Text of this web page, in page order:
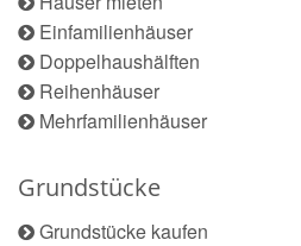
Einfamilienhäuser
Doppelhaushälften
Reihenhäuser
Mehrfamilienhäuser
Grundstücke
Grundstücke kaufen